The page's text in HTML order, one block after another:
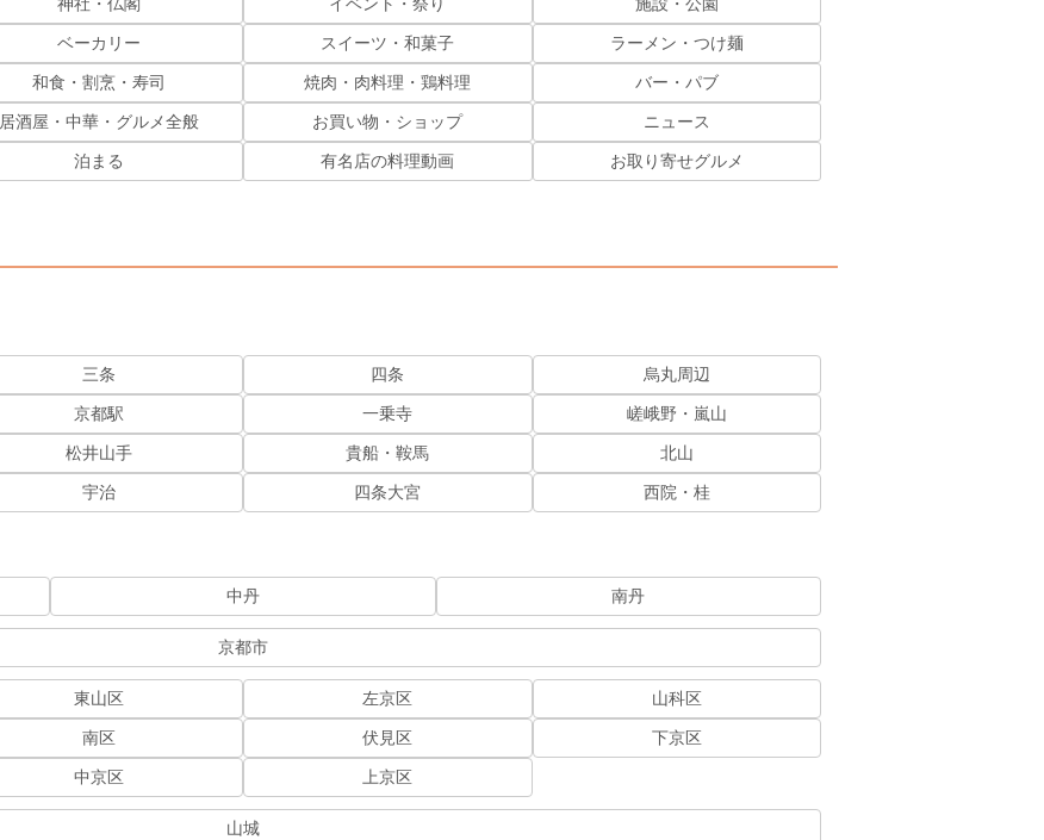
ベーカリー スイーツ・和菓子 ラーメン・つけ麺
和食・割烹・寿司 焼肉・肉料理・鶏料理 バー・パブ
居酒屋・中華・グルメ全般 お買い物・ショップ ニュース
泊まる 有名店の料理動画 お取り寄せグルメ
三条 四条 烏丸周辺
京都駅 一乗寺 嵯峨野・嵐山
松井山手 貴船・鞍馬 北山
宇治 四条大宮 西院・桂
中丹 南丹
京都市
東山区 左京区 山科区
南区 伏見区 下京区
中京区 上京区
山城